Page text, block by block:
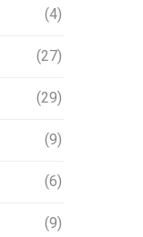
(4)
(27)
(29)
(9)
(6)
(9)